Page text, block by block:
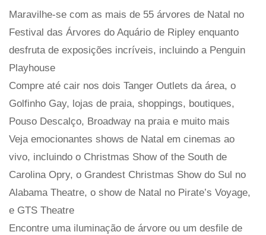
Maravilhe-se com as mais de 55 árvores de Natal no
Festival das Árvores do Aquário de Ripley enquanto
desfruta de exposições incríveis, incluindo a Penguin
Playhouse
Compre até cair nos dois Tanger Outlets da área, o
Golfinho Gay, lojas de praia, shoppings, boutiques,
Pouso Descalço, Broadway na praia e muito mais
Veja emocionantes shows de Natal em cinemas ao
vivo, incluindo o Christmas Show of the South de
Carolina Opry, o Grandest Christmas Show do Sul no
Alabama Theatre, o show de Natal no Pirate’s Voyage,
e GTS Theatre
Encontre uma iluminação de árvore ou um desfile de